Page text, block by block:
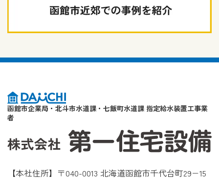
函館市企業局・北斗市水道課・七飯町水道課 指定給水装置工事業
者
【本社住所】〒040-0013 北海道函館市千代台町29−15